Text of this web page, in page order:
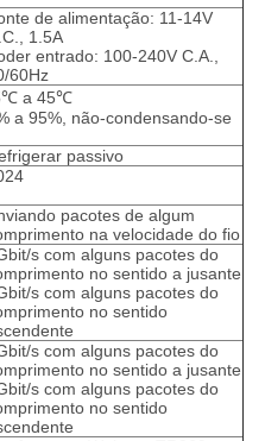
de alimentação: 11-14V
1.5A
entrado: 100-240V C.A.,
60Hz
a 45℃
a 95%, não-condensando-se
passivo
pacotes de algum
na velocidade do fio
s com alguns pacotes do
no sentido a jusante
s com alguns pacotes do
no sentido
s com alguns pacotes do
no sentido a jusante
s com alguns pacotes do
no sentido